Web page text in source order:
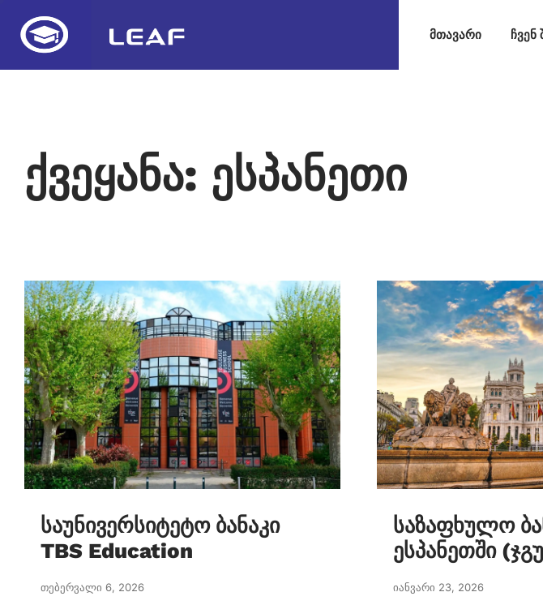
მთავარი ჩვენ
ქვეყანა: ესპანეთი
საუნივერსიტეტო ბანაკი
TBS Education
თებერვალი 6, 2026
საზაფხულო
ესპანეთში
იანვარი 23, 2026